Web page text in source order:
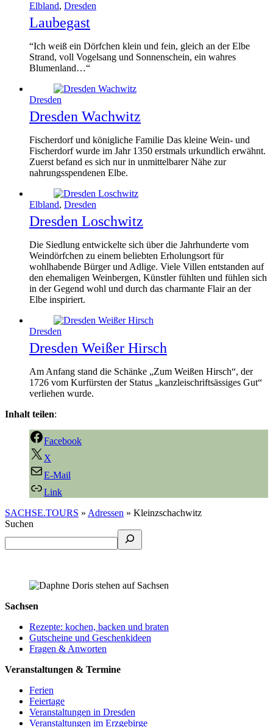
Elbland, Dresden
Laubegast
“Ich weiß ein Dörfchen klein und fein, gleich an der Elbe
Strand, voll Vogelsang und Sonnenschein, ein wahres
Blumenland…“
Dresden
Dresden Wachwitz
Fischerdorf und königliche Familie Das kleine Wein- und
Fischerdorf wurde im Jahr 1350 erstmals urkundlich erwähnt.
Zuerst befand es sich nur in unmittelbarer Nähe zur
nahrungsspendenen Elbe.
Elbland, Dresden
Dresden Loschwitz
Die Siedlung entwickelte sich über die Jahrhunderte vom
Weindörfchen zu einem beliebten Erholungsort für
wohlhabende Bürger und Adlige. Viele Villen entstanden auf
den ehemaligen Weinbergen, Künstler fühlten und fühlen sich
in der Gegend wohl und durch das charmante Flair an der
Elbe inspiriert.
Dresden
Dresden Weißer Hirsch
Am Anfang stand die Schänke „Zum Weißen Hirsch“, der
1726 vom Kurfürsten der Status „kanzleischriftsässiges Gut“
verliehen wurde.
Inhalt teilen:
Facebook
X
E-Mail
Link
SACHSE.TOURS » Adressen » Kleinzschachwitz
Suchen
Sachsen
Rezepte: kochen, backen und braten
Gutscheine und Geschenkideen
Fragen & Anworten
Veranstaltungen & Termine
Ferien
Feiertage
Veranstaltungen in Dresden
Veranstaltungen im Erzgebirge